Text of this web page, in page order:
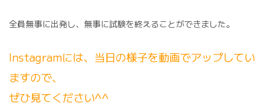
全員無事に出発し、無事に試験を終えることができました。
Instagramには、当日の様子を動画でアップしてい
ますので、
ぜひ見てください^^